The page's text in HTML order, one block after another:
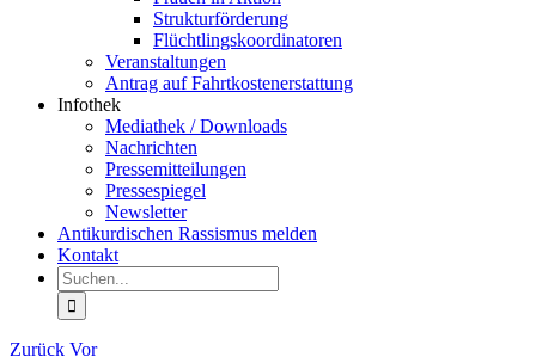
Strukturförderung
Flüchtlingskoordinatoren
Veranstaltungen
Antrag auf Fahrtkostenerstattung
Infothek
Mediathek / Downloads
Nachrichten
Pressemitteilungen
Pressespiegel
Newsletter
Antikurdischen Rassismus melden
Kontakt
Suche
nach:
Zurück Vor